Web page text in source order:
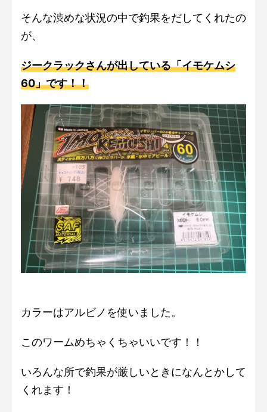
そんな渋めな状況の中で釣果をだしてくれたの
が、
ジークラックさんが出している「イモケムシ
60」です！！
カラーはアルビノを使いました。
このワームめちゃくちゃいいです！！
いろんな所で釣果が厳しいときになんとかして
くれます！